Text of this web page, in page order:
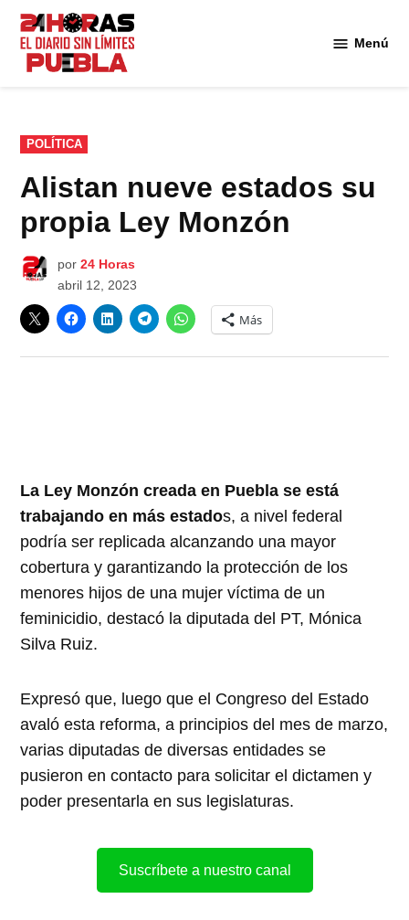
Saltar
contenido
Menú
PUBLICADO
EN
POLÍTICA
Alistan nueve estados su
propia Ley Monzón
por 24 Horas
abril 12, 2023
Más
La Ley Monzón creada en Puebla se está
trabajando en más estados, a nivel federal
podría ser replicada alcanzando una mayor
cobertura y garantizando la protección de los
menores hijos de una mujer víctima de un
feminicidio, destacó la diputada del PT, Mónica
Silva Ruiz.
Expresó que, luego que el Congreso del Estado
avaló esta reforma, a principios del mes de marzo,
varias diputadas de diversas entidades se
pusieron en contacto para solicitar el dictamen y
poder presentarla en sus legislaturas.
Suscríbete a nuestro canal